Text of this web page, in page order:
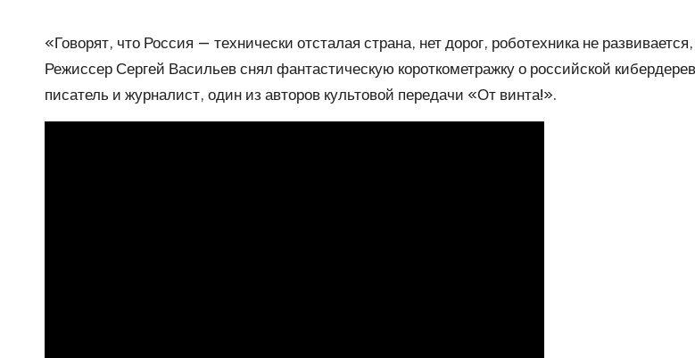
«Говорят, что Россия — технически отсталая страна, нет дорог, роботехника не
Режиссер Сергей Васильев снял фантастическую короткометражку о российской
писатель и журналист, один из авторов культовой передачи «От винта!».